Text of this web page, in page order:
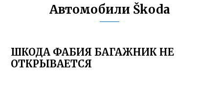
Автомобили Škoda
ШКОДА ФАБИЯ БАГАЖНИК НЕ
ОТКРЫВАЕТСЯ